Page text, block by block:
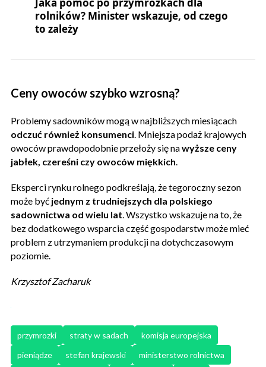
rolników? Minister wskazuje, od czego
to zależy
Ceny owoców szybko wzrosną?
Problemy sadowników mogą w najbliższych miesiącach
odczuć również konsumenci . Mniejsza podaż krajowych
owoców prawdopodobnie przełoży się nawyższe ceny
jabłek, czereśni czy owoców miękkich
Eksperci rynku rolnego podkreślają, że tegoroczny sezon
może być jednym z trudniejszych dla polskiego
sadownictwa od wielu lat . Wszystko wskazuje na to, że
bez dodatkowego wsparcia część gospodarstw może mieć
problem z utrzymaniem produkcji na dotychczasowym
poziomie.
Krzysztof Zacharuk
przymrozki straty w sadach
komisja europejska
pieniądze
stefan krajewski
ministerstwo rolnictwa